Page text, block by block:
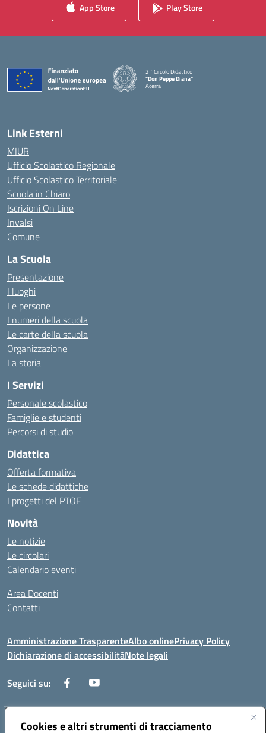
Cookies e altri strumenti di tracciamento
App Store Play Store
2° Circolo Didattico
"Don Peppe Diana"
Acerra
Link Esterni
MIUR
Ufficio Scolastico Regionale
Ufficio Scolastico Territoriale
Scuola in Chiaro
Iscrizioni On Line
Invalsi
Comune
La Scuola
Presentazione
I luoghi
Le persone
I numeri della scuola
Le carte della scuola
Organizzazione
La storia
I Servizi
Personale scolastico
Famiglie e studenti
Percorsi di studio
Didattica
Offerta formativa
Le schede didattiche
I progetti del PTOF
Novità
Le notizie
Le circolari
Calendario eventi
Area Docenti
Contatti
Amministrazione TrasparenteAlbo onlinePrivacy Policy
Dichiarazione di accessibilitàNote legali
Seguici su:
Indirizzo:Via dei mille, 2 - 80011 Acerra (NA)